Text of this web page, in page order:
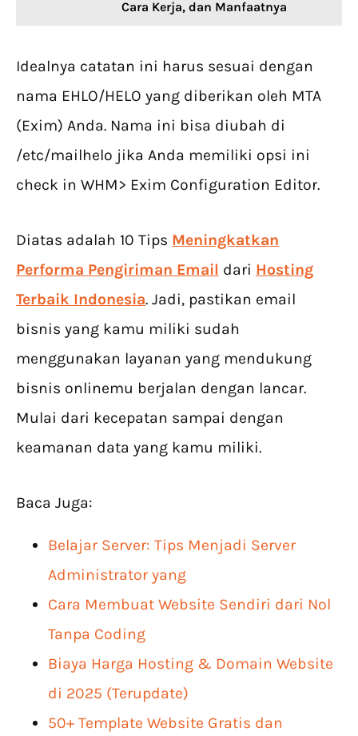
Cara Kerja, dan Manfaatnya
Idealnya catatan ini harus sesuai dengan
nama EHLO/HELO yang diberikan oleh MTA
(Exim) Anda. Nama ini bisa diubah di
/etc/mailhelo jika Anda memiliki opsi ini
check in WHM> Exim Configuration Editor.
Diatas adalah 10 Tips Meningkatkan
Performa Pengiriman Email dari Hosting
Terbaik Indonesia. Jadi, pastikan email
bisnis yang kamu miliki sudah
menggunakan layanan yang mendukung
bisnis onlinemu berjalan dengan lancar.
Mulai dari kecepatan sampai dengan
keamanan data yang kamu miliki.
Baca Juga:
Belajar Server: Tips Menjadi Server
Administrator yang
Cara Membuat Website Sendiri dari Nol
Tanpa Coding
Biaya Harga Hosting & Domain Website
di 2025 (Terupdate)
50+ Template Website Gratis dan